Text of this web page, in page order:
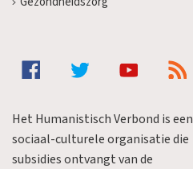
Het Humanistisch Verbond is een
sociaal-culturele organisatie die
subsidies ontvangt van de